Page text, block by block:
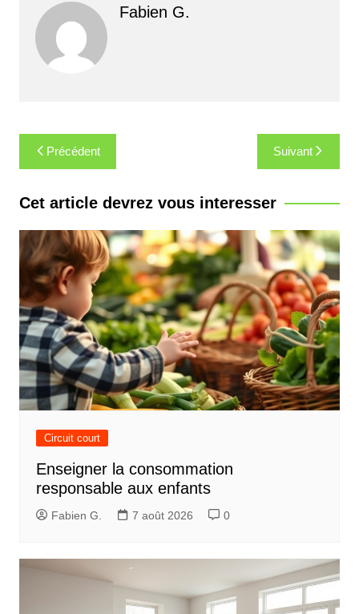
Fabien G.
Navigation
de
l’article
Précédent Suivant
Cet article devrez vous interesser
Circuit court
Enseigner la consommation
responsable aux enfants
Fabien G. 7 août 2026 0